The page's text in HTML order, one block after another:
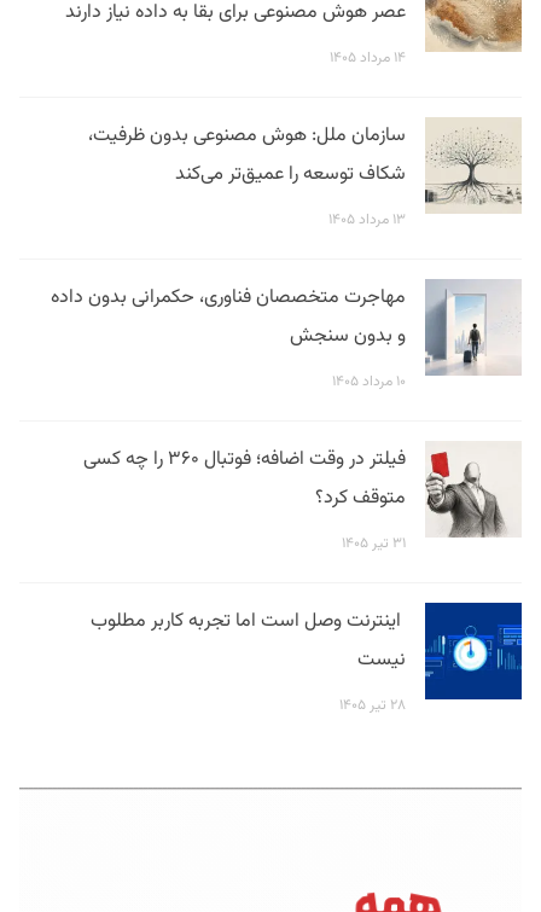
عصر هوش مصنوعی برای بقا به داده نیاز دارند
۱۴ مرداد ۱۴۰۵
سازمان ملل: هوش مصنوعی بدون ظرفیت،
شکاف توسعه را عمیق‌تر می‌کند
۱۳ مرداد ۱۴۰۵
مهاجرت متخصصان فناوری، حکمرانی بدون داده
و بدون سنجش
۱۰ مرداد ۱۴۰۵
فیلتر در وقت اضافه؛ فوتبال ۳۶۰ را چه کسی
متوقف کرد؟
۳۱ تیر ۱۴۰۵
اینترنت وصل است اما تجربه کاربر مطلوب
نیست
۲۸ تیر ۱۴۰۵